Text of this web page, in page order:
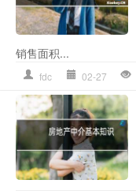
销售面积...
fdc 02-27